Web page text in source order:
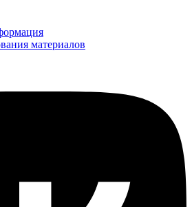
материалов